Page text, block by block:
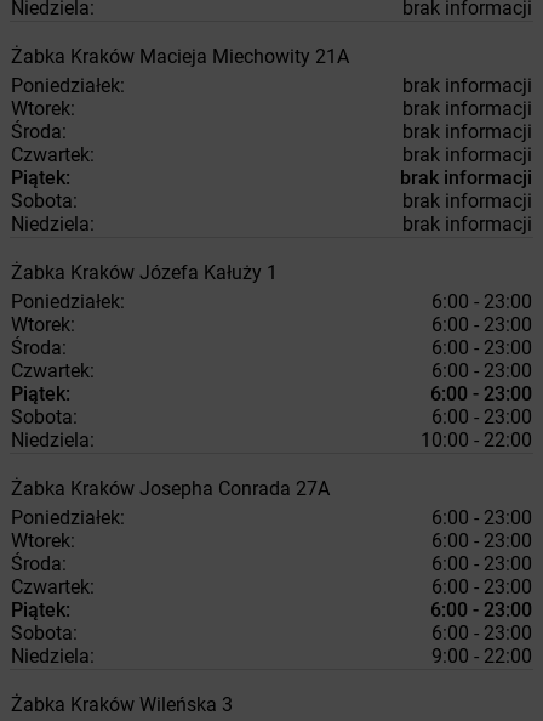
Niedziela: brak informacji
Żabka Kraków Macieja Miechowity 21A
Poniedziałek:
brak informacji
Wtorek:
brak informacji
Środa:
brak informacji
Czwartek:
brak informacji
Piątek:
brak informacji
Sobota:
brak informacji
Niedziela:
brak informacji
Żabka Kraków Józefa Kałuży 1
Poniedziałek:
6:00 - 23:00
Wtorek:
6:00 - 23:00
Środa:
6:00 - 23:00
Czwartek:
6:00 - 23:00
Piątek:
6:00 - 23:00
Sobota:
6:00 - 23:00
Niedziela:
10:00 - 22:00
Żabka Kraków Josepha Conrada 27A
Poniedziałek:
6:00 - 23:00
Wtorek:
6:00 - 23:00
Środa:
6:00 - 23:00
Czwartek:
6:00 - 23:00
Piątek:
6:00 - 23:00
Sobota:
6:00 - 23:00
Niedziela:
9:00 - 22:00
Żabka Kraków Wileńska 3